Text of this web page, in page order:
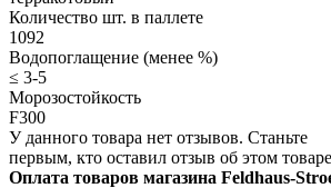
Количество шт. в паллете
1092
Водопоглащение (менее %)
≤ 3-5
Морозостойкость
F300
У данного товара нет отзывов. Станьте
первым, кто оставил отзыв об этом
Оплата товаров магазина Feldhaus-